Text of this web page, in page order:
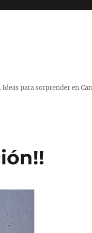
para sorprender en